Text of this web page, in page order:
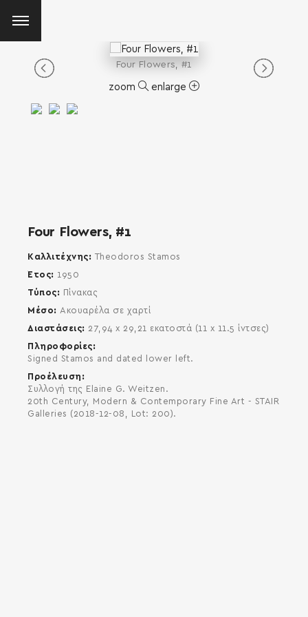
Four Flowers, #1
zoom enlarge
Four Flowers, #1
Καλλιτέχνης
Theodoros Stamos
Έτος
1950
Τύπος
Πίνακας
Μέσο
Ακουαρέλα σε χαρτί
Διαστάσεις
27,94 x 29,21 εκατοστά (11 x 11.5 ίντσες)
Πληροφορίες
Signed Stamos and dated lower left.
Προέλευση
Συλλογή της Elaine G. Weitzen.
20th Century, Modern & Contemporary Fine Art - STAIR
Galleries (2018-12-08, Lot: 200).